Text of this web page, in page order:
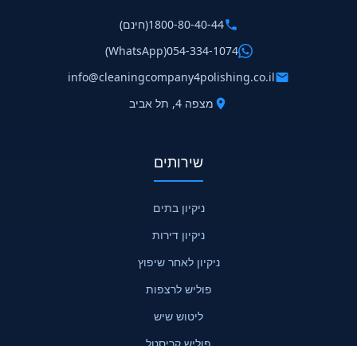
1800-80-40-44(חינם)
054-334-1074
(WhatsApp)
info@cleaningcompany4polishing.co.il
מצפה 4, תל אביב
שירותים
ניקיון בתים
ניקיון דירות
ניקיון לאחר שיפוץ
פוליש לרצפות
ליטוש שיש